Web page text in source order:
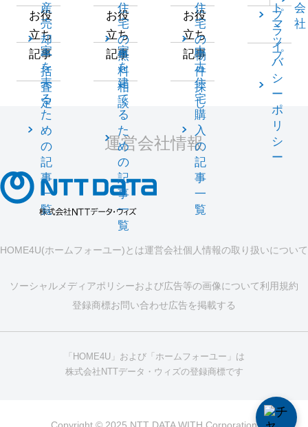
産
売
却
一
括
査
定
お役
立ち
記事
家
を
売
る
た
め
の
記
事
一
覧
住
宅
の
無
料
相
談
お役
立ち
記事
家
を
建
て
る
た
め
の
記
事
一
覧
住
宅
の
物
件
探
し
お役
立ち
記事
中
古
住
宅
購
入
の
記
事
一
覧
ト
マ
ッ
プ
会
社
プ
ラ
イ
バ
シ
ー
ポ
リ
シ
ー
運営会社情報
HOME4U(ホームフォーユー)とは運営会社個人情報の取り扱いについて
ソーシャルメディアポリシーおよび広告等の画像について利用規約
登録商標お問い合わせ広告を掲載する
「HOME4U」および「ホームフォーユー」は
株式会社NTTデータ・ウィズの登録商標です
Copyright © 2025 NTT DATA WITH Corporation